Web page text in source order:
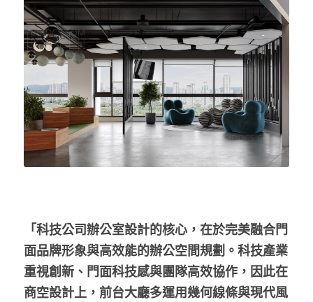
「科技公司辦公室設計的核心，在於完美融合門
面品牌形象與高效能的辦公空間規劃。科技產業
重視創新、門面科技感與團隊高效協作，因此在
商空設計上，前台大廳多運用幾何線條與現代風